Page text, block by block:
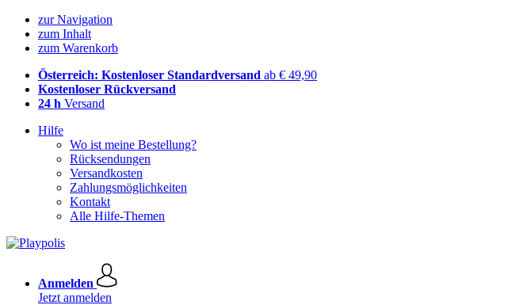
zur Navigation
zum Inhalt
zum Warenkorb
Österreich: Kostenloser Standardversand ab € 49,90
Kostenloser Rückversand
24 h Versand
Hilfe
Wo ist meine Bestellung?
Rücksendungen
Versandkosten
Zahlungsmöglichkeiten
Kontakt
Alle Hilfe-Themen
Anmelden
Jetzt anmelden